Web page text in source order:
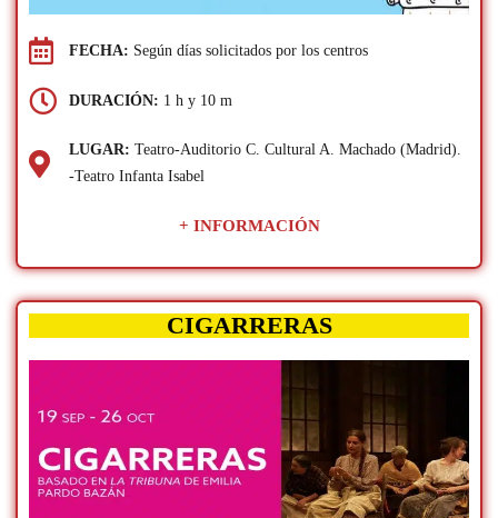
FECHA: Según días solicitados por los centros
DURACIÓN: 1 h y 10 m
LUGAR: Teatro-Auditorio C. Cultural A. Machado (Madrid).
-Teatro Infanta Isabel
+ INFORMACIÓN
CIGARRERAS